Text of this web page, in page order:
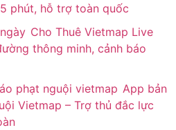
phút, hỗ trợ toàn quốc
Cho Thuê Vietmap Live
thông minh, cảnh báo
App bản
Vietmap – Trợ thủ đắc lực